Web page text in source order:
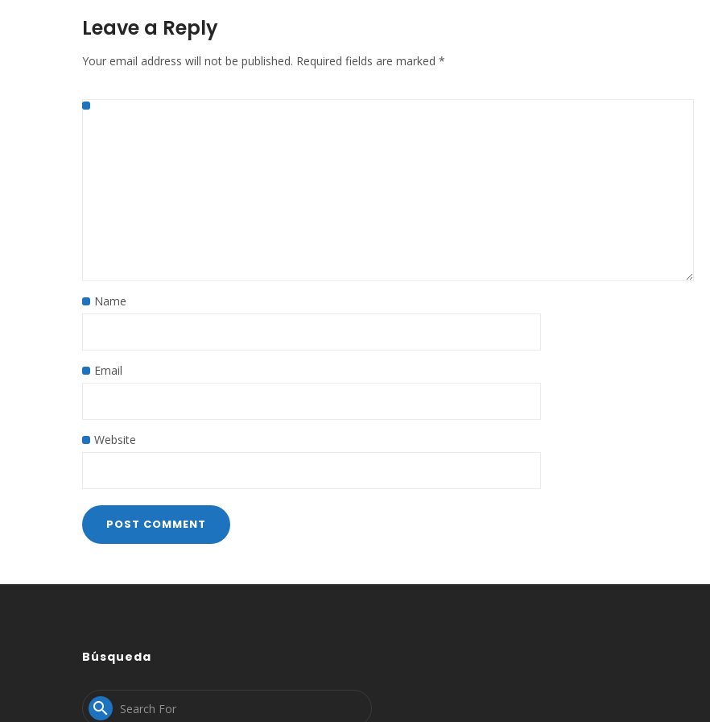
Leave a Reply
Your email address will not be published. Required fields are marked *
Name
Email
Website
Búsqueda
